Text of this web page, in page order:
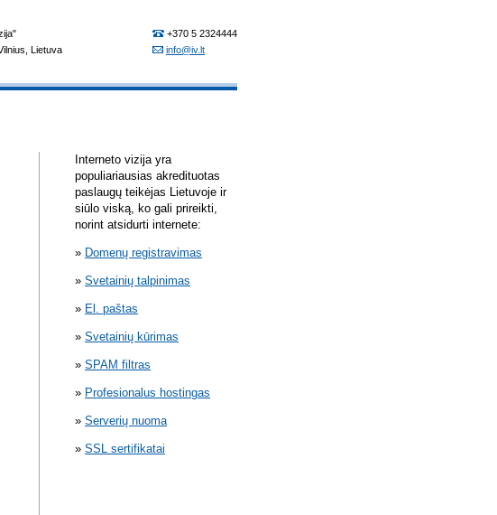
Interneto vizija yra
populiariausias akredituotas
paslaugų teikėjas Lietuvoje ir
siūlo viską, ko gali prireikti,
norint atsidurti internete:
Domenų registravimas
Svetainių talpinimas
El. paštas
Svetainių kūrimas
SPAM filtras
Profesionalus hostingas
Serverių nuoma
SSL sertifikatai